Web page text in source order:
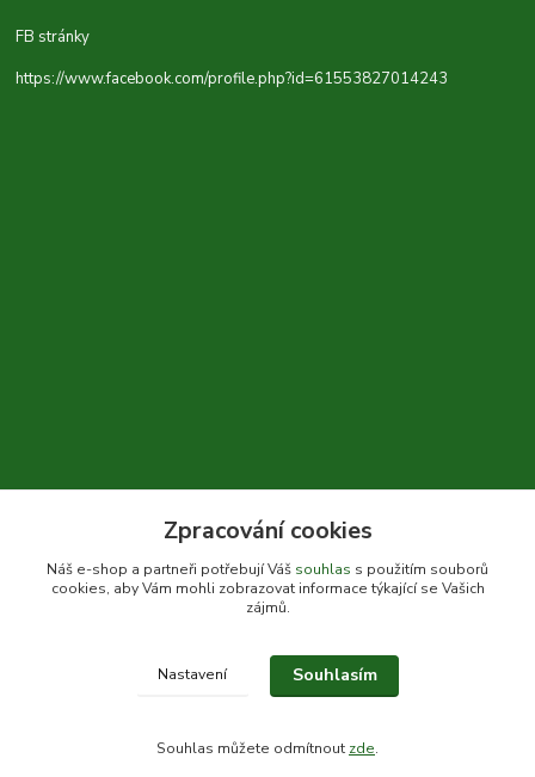
FB stránky
https://www.facebook.com/profile.php?id=61553827014243
+420 604 310 066
© Bylinky Krkoška 2020-2026
Zpracování cookies
Náš e-shop a partneři potřebují Váš souhlas s použitím souborů
cookies, aby Vám mohli zobrazovat informace týkající se Vašich
zájmů.
Nastavení Souhlasím
Souhlas můžete odmítnout zde.